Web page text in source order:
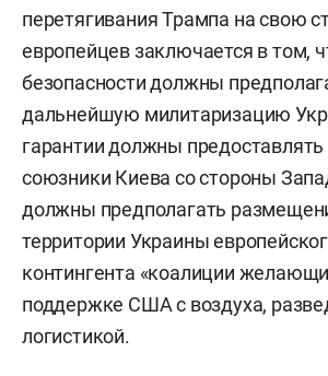
перетягивания Трампа на свою
европейцев заключается в том,
безопасности должны
дальнейшую милитаризацию
гарантии должны предоставлять
союзники Киева со стороны
должны предполагать
территории Украины
контингента «коалиции
поддержке США с воздуха,
логистикой.